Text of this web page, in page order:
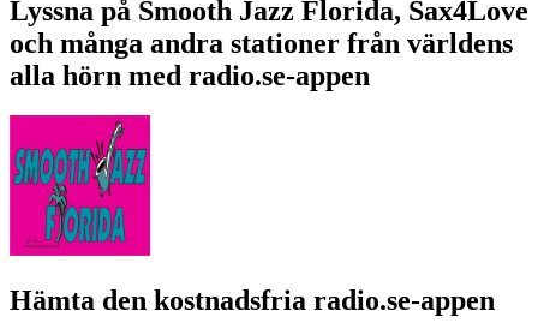
Lyssna på Smooth Jazz Florida, Sax4Love
och många andra stationer från världens
alla hörn med radio.se-appen
Hämta den kostnadsfria radio.se-appen